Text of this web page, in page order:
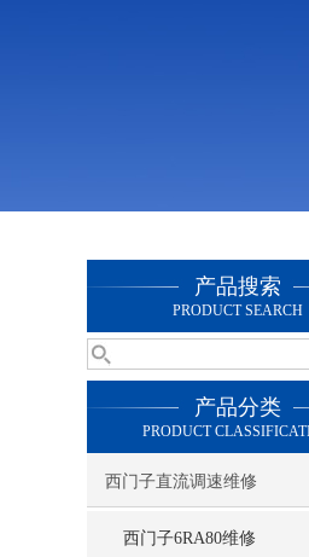
产品搜索
PRODUCT SEARCH
产品分类
PRODUCT
西门子直流调速维修
西门子6RA80维修